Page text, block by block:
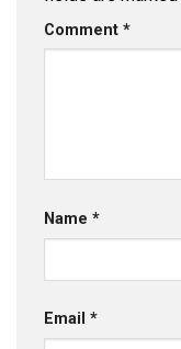
Comment *
Name *
Email *